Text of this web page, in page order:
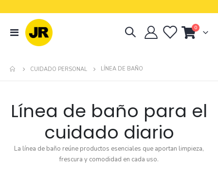
navegación
Cart
0
CUIDADO PERSONAL LÍNEA DE BAÑO
Línea de baño para el
cuidado diario
La línea de baño reúne productos esenciales que aportan limpieza,
frescura y comodidad en cada uso.